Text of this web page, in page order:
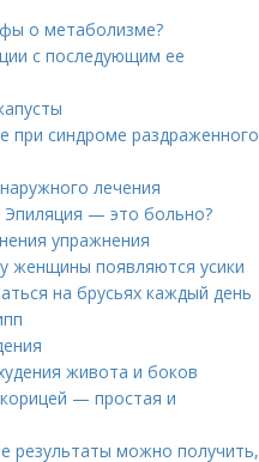
о метаболизме?
с последующим ее
при синдроме раздраженного
лечения
Эпиляция — это больно?
упражнения
женщины появляются усики
на брусьях каждый день
живота и боков
— простая и
результаты можно получить,